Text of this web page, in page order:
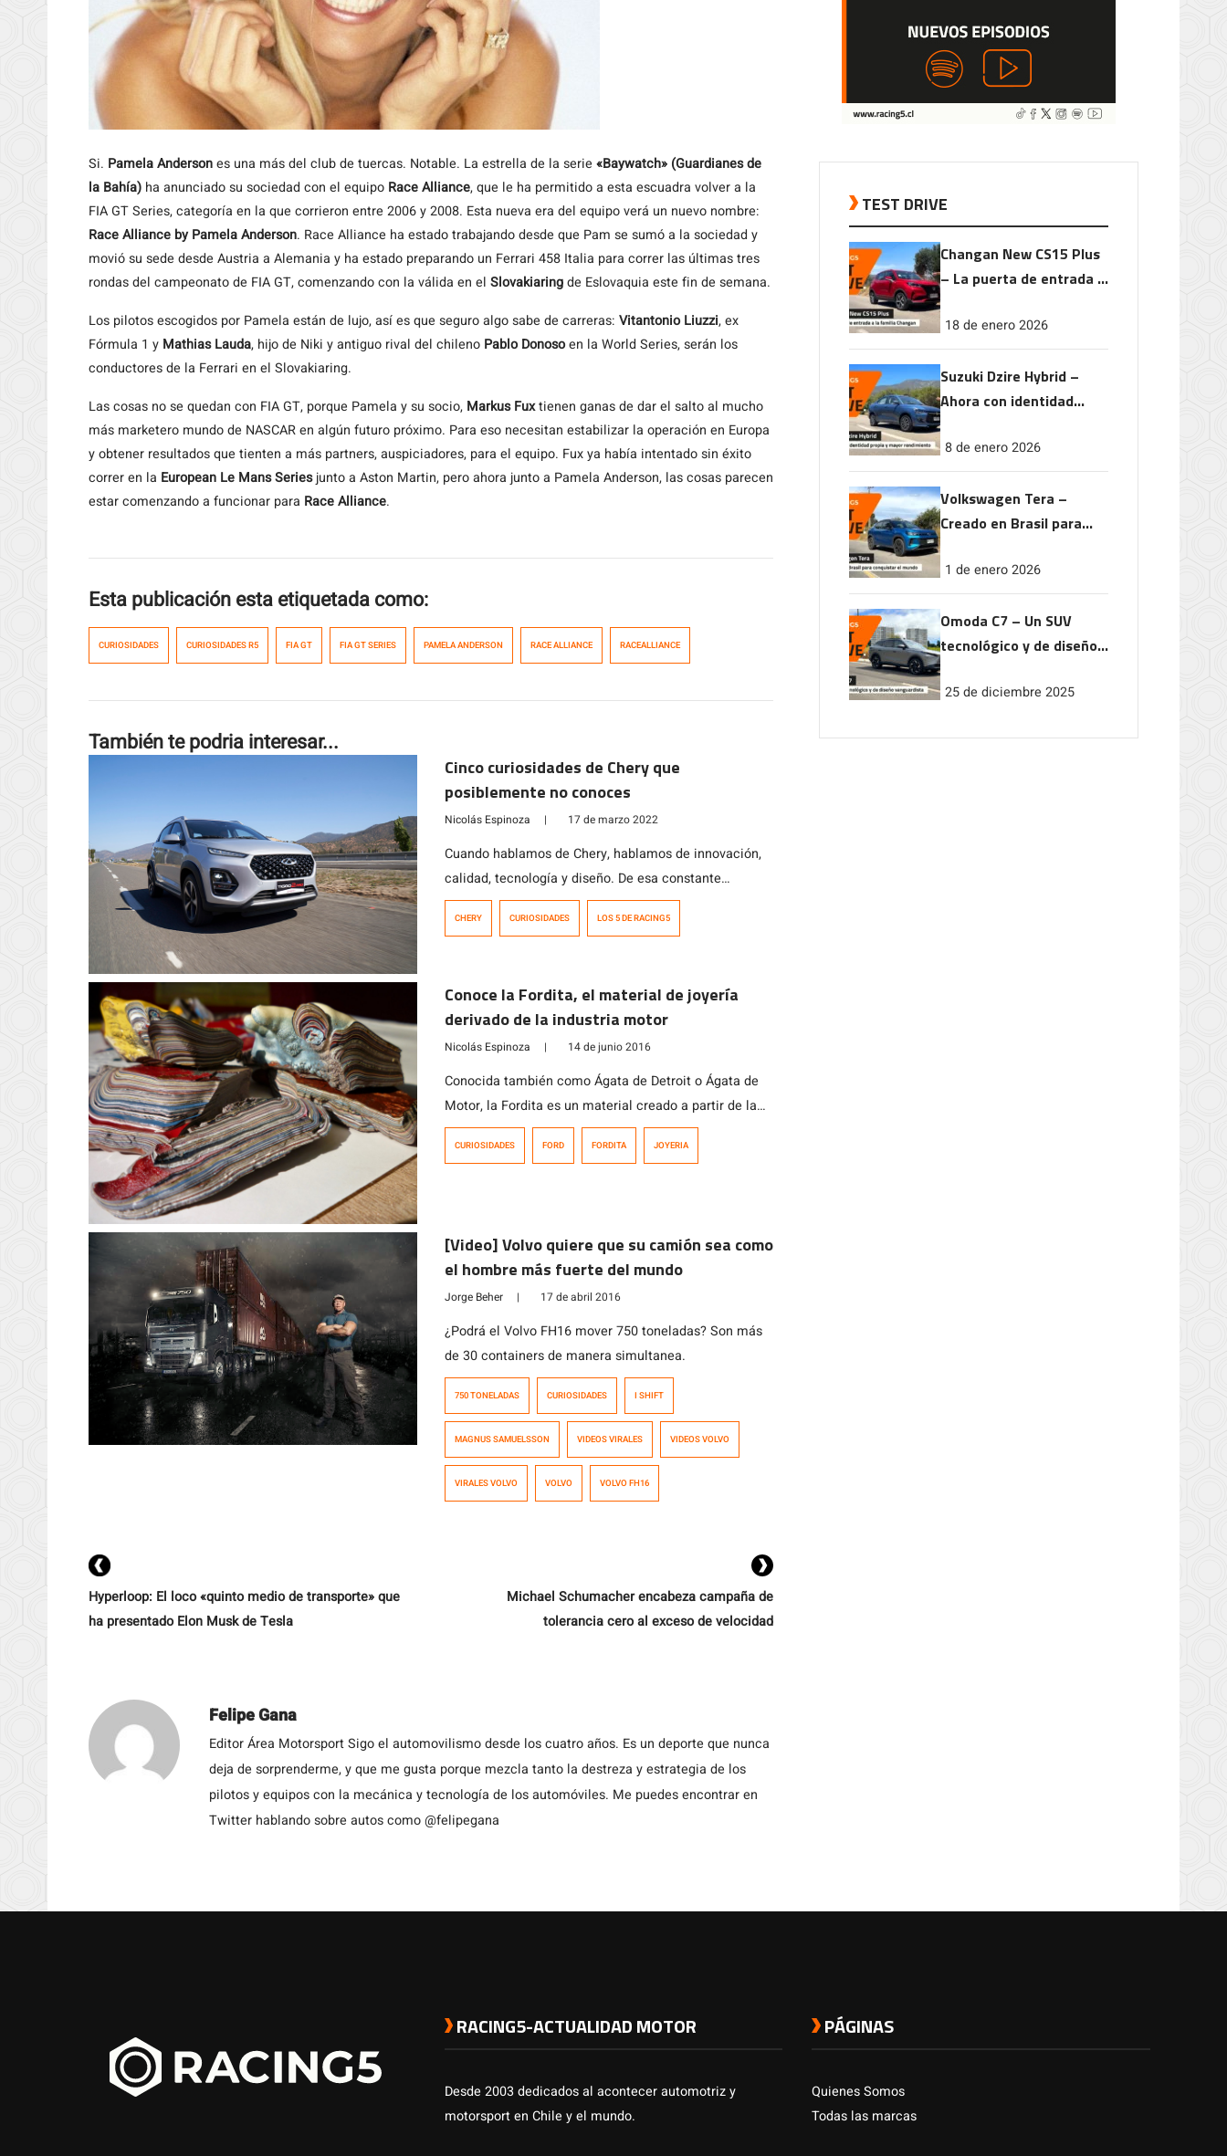
Si. Pamela Andersones una más del club de tuercas. Notable. La estrella de la serie «Baywatch» (Guardianes de
la Bahía) ha anunciado su sociedad con el equipo Race Alliance, que le ha permitido a esta escuadra volver a la
FIA GT Series, categoría en la que corrieron entre 2006 y 2008. Esta nueva era del equipo verá un nuevo nombre:
Race Alliance by Pamela Anderson. Race Alliance ha estado trabajando desde que Pam se sumó a la sociedad y
movió su sede desde Austria a Alemania y ha estado preparando un Ferrari 458 Italia para correr las últimas tres
rondas del campeonato de FIA GT, comenzando con la válida en el Slovakiaringde Eslovaquia este fin de semana.
Los pilotos escogidos por Pamela están de lujo, así es que seguro algo sabe de carreras: Vitantonio Liuzzi, ex
Fórmula 1 y Mathias Lauda, hijo de Niki y antiguo rival del chileno Pablo Donosoen la World Series, serán los
conductores de la Ferrari en el Slovakiaring.
Las cosas no se quedan con FIA GT, porque Pamela y su socio, Markus Fuxtienen ganas de dar el salto al mucho
más marketero mundo de NASCAR en algún futuro próximo. Para eso necesitan estabilizar la operación en Europa
y obtener resultados que tienten a más partners, auspiciadores, para el equipo. Fux ya había intentado sin éxito
correr en la European Le Mans Seriesjunto a Aston Martin, pero ahora junto a Pamela Anderson, las cosas parecen
estar comenzando a funcionar para Race Alliance.
Esta publicación esta etiquetada como:
CURIOSIDADES CURIOSIDADES R5 FIA GT FIA GT SERIES PAMELA ANDERSON RACE ALLIANCE RACEALLIANCE
También te podria interesar...
Cinco curiosidades de Chery que
posiblemente no conoces
Nicolás Espinoza | 17 de marzo 2022
Cuando hablamos de Chery, hablamos de innovación,
calidad, tecnología y diseño. De esa constante
búsqueda por mejorar y lograr lo mejor. Todo esto no
mercados, y Chile no es la excepción. […]
CHERY CURIOSIDADES LOS 5 DE RACING5
Conoce la Fordita, el material de joyería
derivado de la industria motor
Nicolás Espinoza | 14 de junio 2016
Conocida también como Ágata de Detroit o Ágata de
Motor, la Fordita es un material creado a partir de la
acumulación de capas de pintura en las antiguas
CURIOSIDADES FORD FORDITA JOYERIA
[Video] Volvo quiere que su camión sea como
el hombre más fuerte del mundo
Jorge Beher | 17 de abril 2016
¿Podrá el Volvo FH16 mover 750 toneladas? Son más
de 30 containers de manera simultanea.
750 TONELADAS CURIOSIDADES I SHIFT
MAGNUS SAMUELSSON VIDEOS VIRALES VIDEOS VOLVO
VIRALES VOLVO VOLVO VOLVO FH16
Hyperloop: El loco «quinto medio de transporte» que
ha presentado Elon Musk de Tesla
Michael Schumacher encabeza campaña de
tolerancia cero al exceso de velocidad
Felipe Gana
Editor Área Motorsport Sigo el automovilismo desde los cuatro años. Es un deporte que nunca
deja de sorprenderme, y que me gusta porque mezcla tanto la destreza y estrategia de los
pilotos y equipos con la mecánica y tecnología de los automóviles. Me puedes encontrar en
Twitter hablando sobre autos como @felipegana
TEST DRIVE
Changan New CS15 Plus
– La puerta de entrada a
18 de enero 2026
Suzuki Dzire Hybrid –
Ahora con identidad
rendimiento
8 de enero 2026
Volkswagen Tera –
Creado en Brasil para
1 de enero 2026
Omoda C7 – Un SUV
tecnológico y de diseño
25 de diciembre 2025
RACING5-ACTUALIDAD MOTOR
Desde 2003 dedicados al acontecer automotriz y
motorsport en Chile y el mundo.
PÁGINAS
Quienes Somos
Todas las marcas